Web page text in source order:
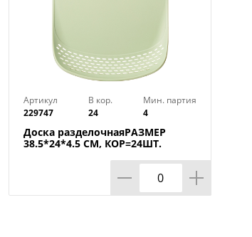
Артикул
229747
В кор.
24
Мин. партия
4
Доска разделочнаяРАЗМЕР
38.5*24*4.5 СМ, КОР=24ШТ.